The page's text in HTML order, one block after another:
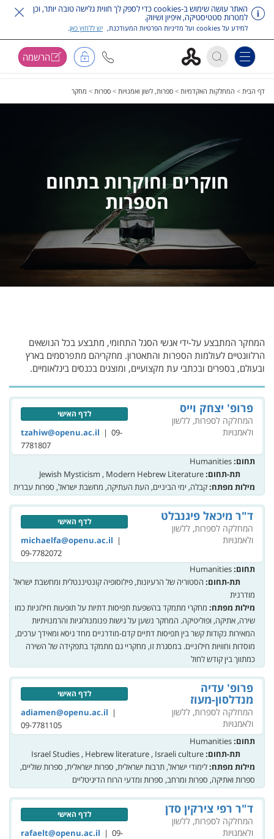
האתר עושה שימוש ב-cookies כדי לספק לך חווית גלישה טובה יותר, וכן
למטרות סטטיסטיקה, איפיון ושיווק.
למידע על cookies ועל מדיניות הפרטיות המעודכנת, יש ללחוץ כאן.
Toggle navigation הרשמה
דף הבית > המחלקות האקדמיות > ספרות, לשון ואמנויות > ספרות > מחקר
חוקרים וחוקרות בתחום
הספרות
המחקר המתבצע על-ידי אנשי הסגל התחומי, מתבצע בכל הנושאים
הרלוונטיים לעולמות הספרות והתאטרון. מחקריהם מתפרסמים בארץ
ובעולם, בספרים ובכתבי עת מקצועיים, ומוצגים בכנסים בינלאומיים.
פרופ' יצחק וייס
המחלקה לספרות, ללשון
ולאמנויות
לדף האישי
tzahiw@openu.ac.il | 09-
7781807
תחום:
תת-תחום:
מילות מפתח:קבלה, ימי הביניים, העת העתיקה, מחשבת ישראל, ספרות עברית
ד"ר מיכאל פיגנבלט
המחלקה לספרות, ללשון
ולאמנויות
לדף האישי
michaelfa@openu.ac.il |
09-7782072
תחום:
תת-תחום: הסטוריה של הרעיונות, פילוסופיה קונטיננטלית ומחשבת ישראל
מודרנית
מילות מפתח: מחקרי מתמקד בהשפעת תפיסות דתיות על תופעות חילוניות כמו
שירה, אתיקה, ופוליטיקה. המחקר נשען על גישות פנומנולוגיות והרמנויתיות
המאירות נקודות קשר בין תפיסות דתיים קדם-מודרניים מחד גיסא ומאידך ערכים,
מוסדות וחוויות חילוניים. במסגרת זו, מחקריי גם מתמקד בתפקידה של השירה
כמתווך בין קודש לחול
פרופ' עדיה
מנדלסון-מעוז
המחלקה לספרות, ללשון
ולאמנויות
לדף האישי
adiamen@openu.ac.il |
09-7781105
תחום:
תת-תחום:
מילות מפתח:לימודי ישראל, תרבות ישראלית, ספרות ישראלית, ספרות שוליים,
ספרות ואתיקה, ספרות ומרחב, ספרות ומדעי הרוח הדיגיטליים
ד"ר רפי צירקין סדן
המחלקה לספרות, ללשון
ולאמנויות
לדף האישי
rafaelt@openu.ac.il | 09-